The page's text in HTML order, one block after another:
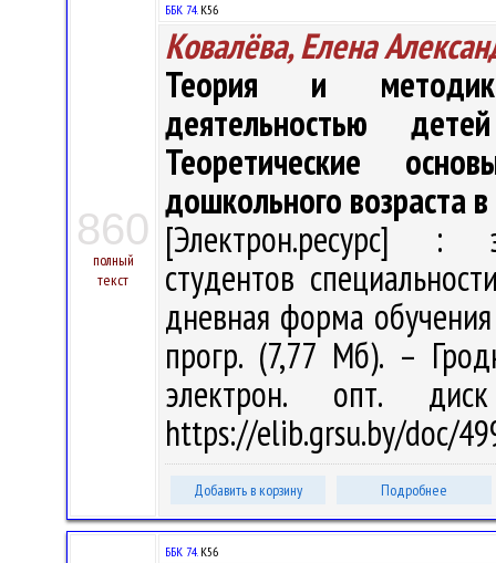
860
полный
текст
ББК 74.К56
Ковалёва, Елена
Теория и
деятельностью
Теоретические
дошкольного возраста
[Электрон.ресурс] :
студентов
дневная форма
прогр. (7,77 Мб). –
электрон. опт.
https://elib.grsu.by/doc/
Добавить в корзину Подробнее
ББК 74.К56